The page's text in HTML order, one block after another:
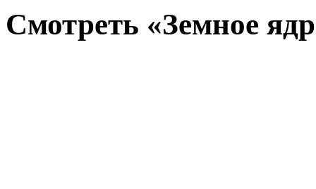
Смотреть «Земное